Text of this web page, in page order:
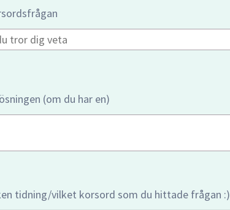
(om du har en)
tidning/vilket korsord som du hittade frågan :)